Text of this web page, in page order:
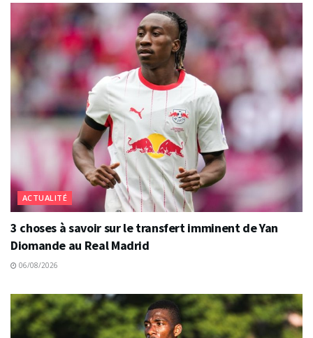
ACTUALITÉ
3 choses à savoir sur le transfert imminent de Yan
Diomande au Real Madrid
06/08/2026